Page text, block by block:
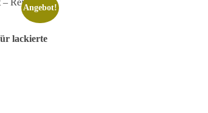
Angebot!
lackierte